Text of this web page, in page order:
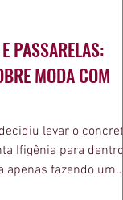
PASSARELAS:
MODA COM
levar o concreto
Ifigênia para dentro
apenas fazendo um